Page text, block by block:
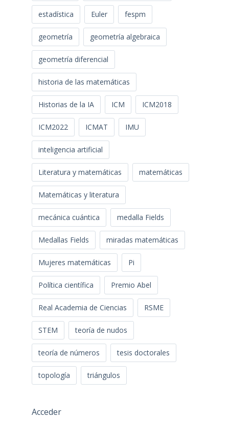
estadística Euler fespm
geometría geometría algebraica
geometría diferencial
historia de las matemáticas
Historias de la IA ICM ICM2018
ICM2022 ICMAT IMU
inteligencia artificial
Literatura y matemáticas matemáticas
Matemáticas y literatura
mecánica cuántica medalla Fields
Medallas Fields miradas matemáticas
Mujeres matemáticas Pi
Política científica Premio Abel
Real Academia de Ciencias RSME
STEM teoría de nudos
teoría de números tesis doctorales
topología triángulos
Acceder